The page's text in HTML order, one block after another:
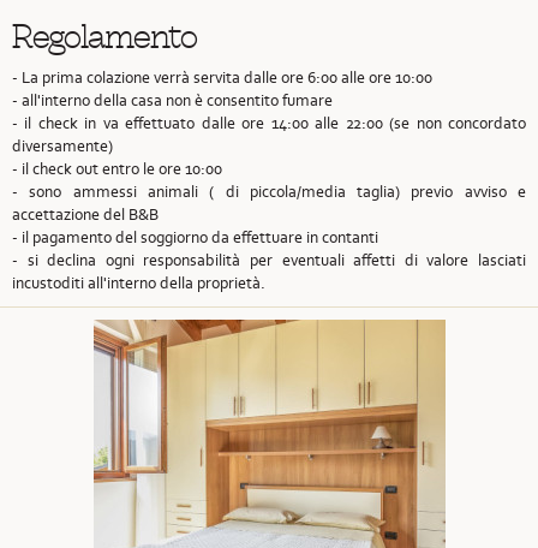
Regolamento
- La prima colazione verrà servita dalle ore 6:00 alle ore 10:00
- all'interno della casa non è consentito fumare
- il check in va effettuato dalle ore 14:00 alle 22:00 (se non concordato
diversamente)
- il check out entro le ore 10:00
- sono ammessi animali ( di piccola/media taglia) previo avviso e
accettazione del B&B
- il pagamento del soggiorno da effettuare in contanti
- si declina ogni responsabilità per eventuali affetti di valore lasciati
incustoditi all'interno della proprietà.